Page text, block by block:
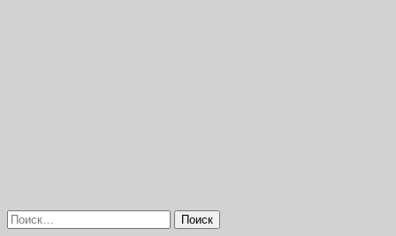
Найти: